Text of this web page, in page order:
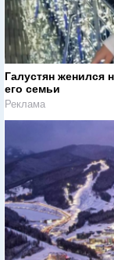
Галустян женился
его семьи
Реклама